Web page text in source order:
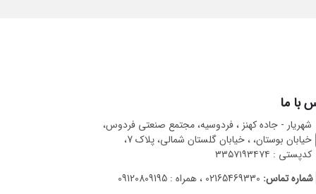
با ما
شهریار - جاده کهنز ، فردوسیه، مجتمع صنعتی فردوس،
خیابان بوستان، ، خیابان گلستان شمالی، پلاک 7،
کدپستی : ۳۳۵۷۱۹۳۴۷۴
شماره تماس: 02165469330 ، همراه : 09120809195